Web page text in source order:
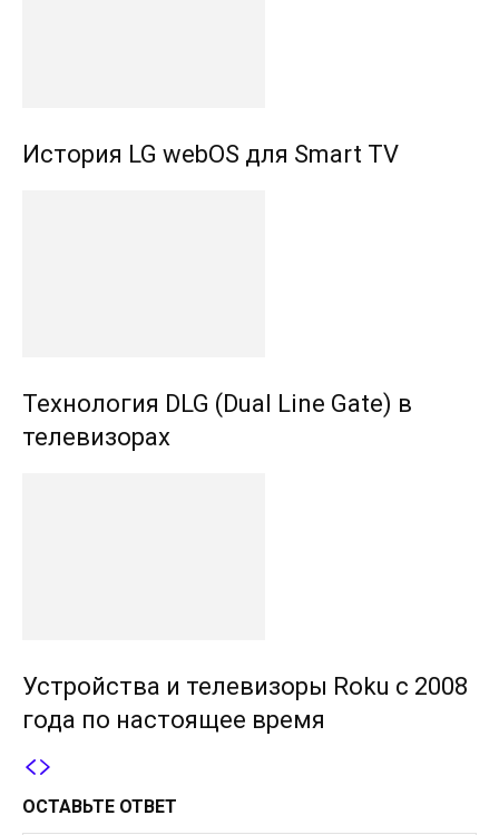
История LG webOS для Smart TV
Технология DLG (Dual Line Gate) в
телевизорах
Устройства и телевизоры Roku с 2008
года по настоящее время
ОСТАВЬТЕ ОТВЕТ